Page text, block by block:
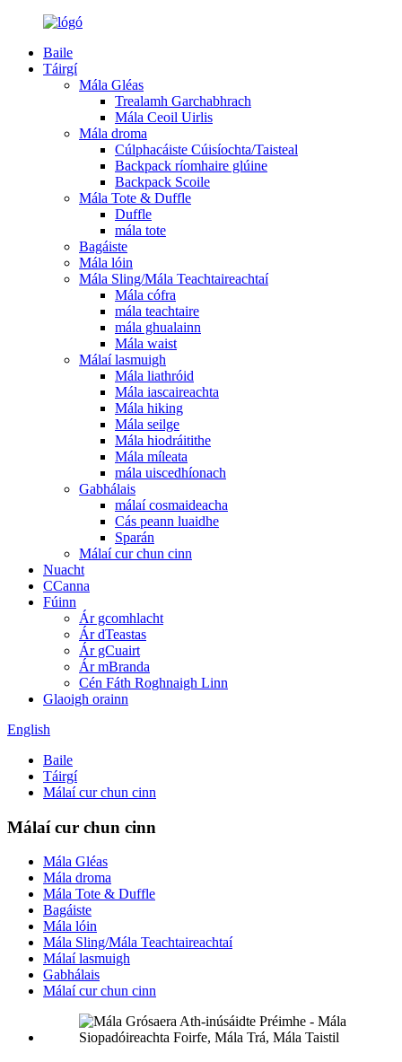
Baile
Táirgí
Mála Gléas
Trealamh Garchabhrach
Mála Ceoil Uirlis
Mála droma
Cúlphacáiste Cúisíochta/Taisteal
Backpack ríomhaire glúine
Backpack Scoile
Mála Tote & Duffle
Duffle
mála tote
Bagáiste
Mála lóin
Mála Sling/Mála Teachtaireachtaí
Mála cófra
mála teachtaire
mála ghualainn
Mála waist
Málaí lasmuigh
Mála liathróid
Mála iascaireachta
Mála hiking
Mála seilge
Mála hiodráitithe
Mála míleata
mála uiscedhíonach
Gabhálais
málaí cosmaideacha
Cás peann luaidhe
Sparán
Málaí cur chun cinn
Nuacht
CCanna
Fúinn
Ár gcomhlacht
Ár dTeastas
Ár gCuairt
Ár mBranda
Cén Fáth Roghnaigh Linn
Glaoigh orainn
English
Baile
Táirgí
Málaí cur chun cinn
Málaí cur chun cinn
Mála Gléas
Mála droma
Mála Tote & Duffle
Bagáiste
Mála lóin
Mála Sling/Mála Teachtaireachtaí
Málaí lasmuigh
Gabhálais
Málaí cur chun cinn